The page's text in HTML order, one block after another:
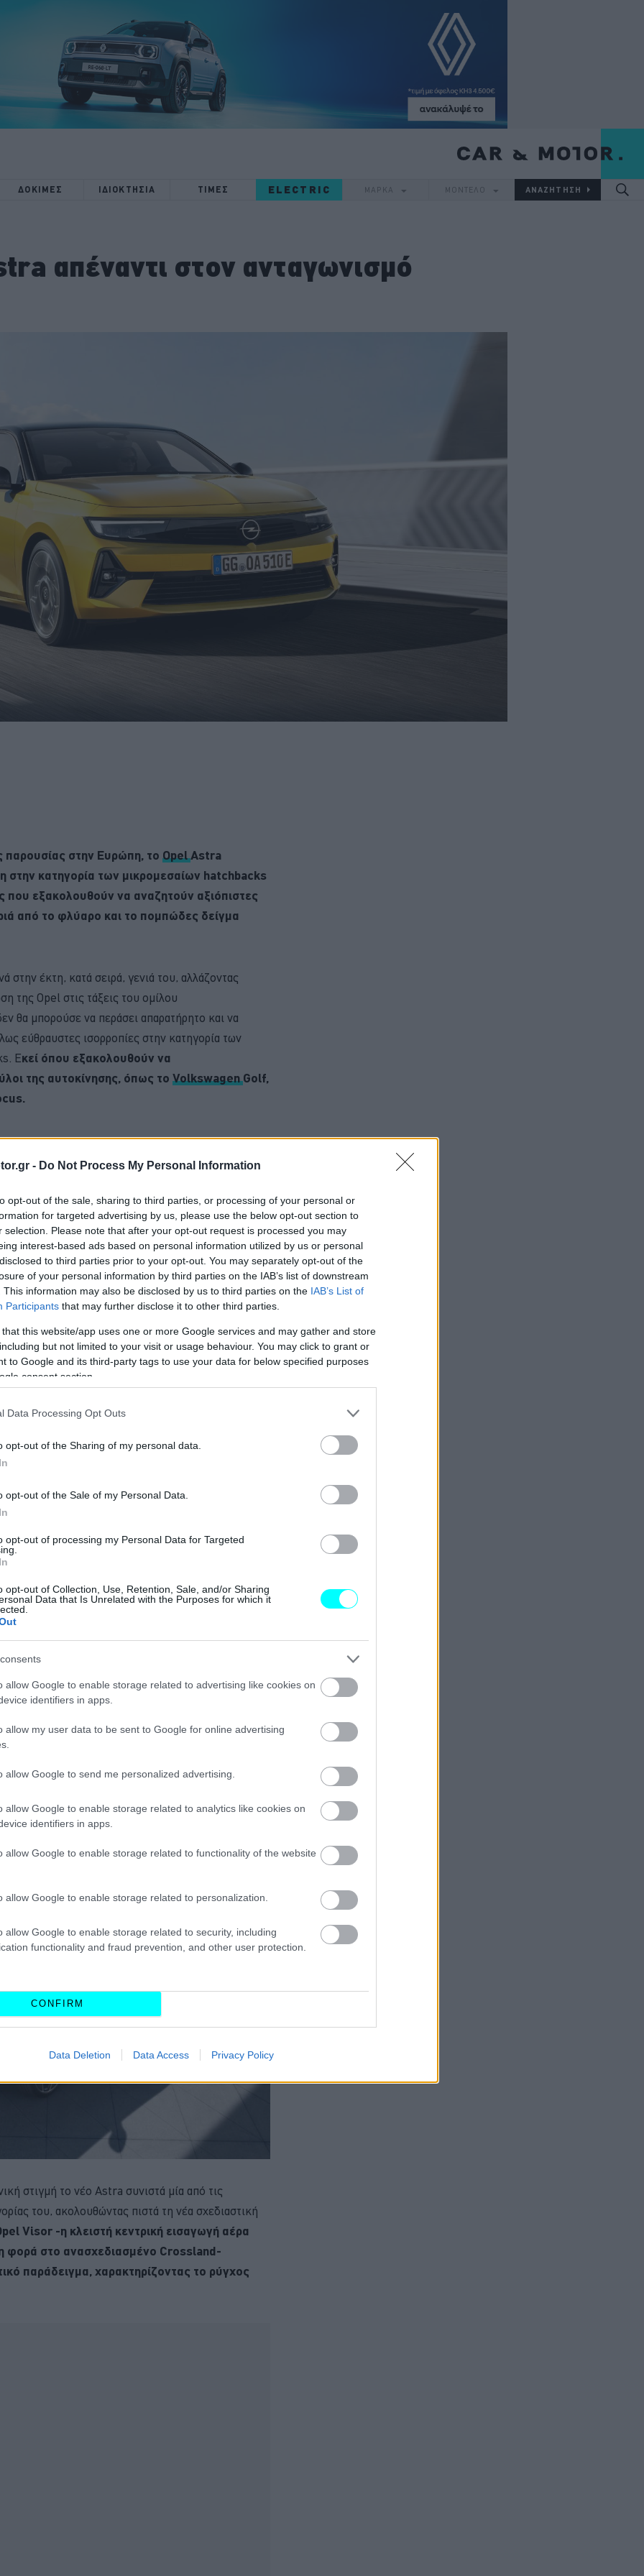
- Do Not Process My Personal Information
opt-out of the sale, sharing to third parties, or processing of your personal or
for targeted advertising by us, please use the below opt-out section to
selection. Please note that after your opt-out request is processed you may
interest-based ads based on personal information utilized by us or personal
to third parties prior to your opt-out. You may separately opt-out of the
of your personal information by third parties on the IAB’s list of downstream
This information may also be disclosed by us to third parties on the IAB’s List of
Participants that may further disclose it to other third parties.
that this website/app uses one or more Google services and may gather and store
but not limited to your visit or usage behaviour. You may click to grant or
to Google and its third-party tags to use your data for below specified purposes
consent section.
Data Processing Opt Outs
opt-out of the Sharing of my personal data.
opt-out of the Sale of my Personal Data.
opt-out of processing my Personal Data for Targeted
opt-out of Collection, Use, Retention, Sale, and/or Sharing
Data that Is Unrelated with the Purposes for which it
allow Google to enable storage related to advertising like cookies on
identifiers in apps.
allow my user data to be sent to Google for online advertising
allow Google to send me personalized advertising.
allow Google to enable storage related to analytics like cookies on
identifiers in apps.
allow Google to enable storage related to functionality of the website
allow Google to enable storage related to personalization.
allow Google to enable storage related to security, including
functionality and fraud prevention, and other user protection.
CONFIRM
Data Deletion Data Access Privacy Policy
ΔΟΚΙΜΕΣ ΙΔΙΟΚΤΗΣΙΑ ΤΙΜΕΣ ELECTRIC ΜΑΡΚΑ ΜΟΝΤΕΛΟ
απέναντι στον ανταγωνισμό
παρουσίας στην Ευρώπη, το Opel Astra
στην κατηγορία των μικρομεσαίων hatchbacks
που εξακολουθούν να αναζητούν αξιόπιστες
από το φλύαρο και το πομπώδες δείγμα
στην έκτη, κατά σειρά, γενιά του, αλλάζοντας
της Opel στις τάξεις του ομίλου
θα μπορούσε να περάσει απαρατήρητο και να
εύθραυστες ισορροπίες στην κατηγορία των
Εκεί όπου εξακολουθούν να
της αυτοκίνησης, όπως το Volkswagen Golf,
από την άφιξη του νέου Opel Astra στην
το λανσάρισμα του δημοφιλούς
μέσα στον Ιούνιο-
η απευθείας σύγκριση του
ανταγωνιστές του οδηγεί αν μη τι άλλο
ΑΥΤΟΚΙΝΗΤΟ ΜΕ 0,9% ΕΠΙΤΟΚΙΟ
VAN ΜΟΝΟ ΜΕ 12 ΕΥΡΩ ΤΟ ΑΤΟΜΟ
4 ΕΠΙΣΤΡΕΦΕΙ -ΠΟΣΟ ΚΟΣΤΙΖΕΙ
κατηγορίας, το νέο Opel Astra διαθέτει ένα
βασικούς ανταγωνιστές τους , οι οποίοι
να υιοθετήσουν ένα λιγότερο… προοδευτικό
στιγμή το νέο Astra συνιστά μία από τις
του, ακολουθώντας πιστά τη νέα σχεδιαστική
Visor -η κλειστή κεντρική εισαγωγή αέρα
φορά στο ανασχεδιασμένο Crossland-
παράδειγμα, χαρακτηρίζοντας το ρύγχος